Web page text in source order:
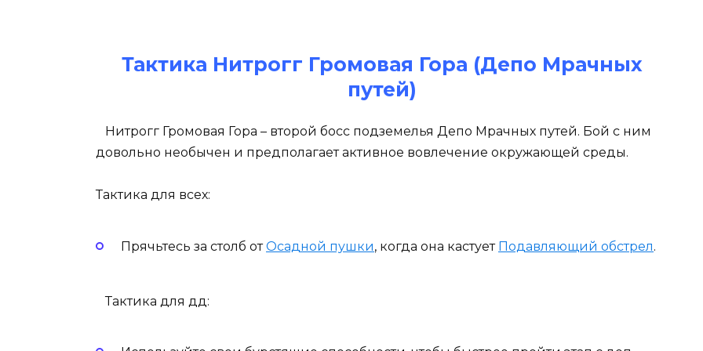
Тактика Нитрогг Громовая Гора (Депо Мрачных
путей)
Нитрогг Громовая Гора – второй босс подземелья Депо Мрачных путей. Бой с ним
довольно необычен и предполагает активное вовлечение окружающей среды.
Тактика для всех:
Прячьтесь за столб отОсадной пушки, когда она кастует Подавляющий обстрел.
Тактика для дд: